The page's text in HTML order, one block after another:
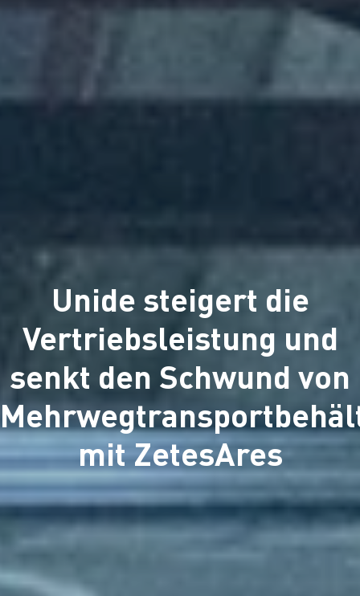
Unide steigert die
Vertriebsleistung und
senkt den Schwund von
mit ZetesAres